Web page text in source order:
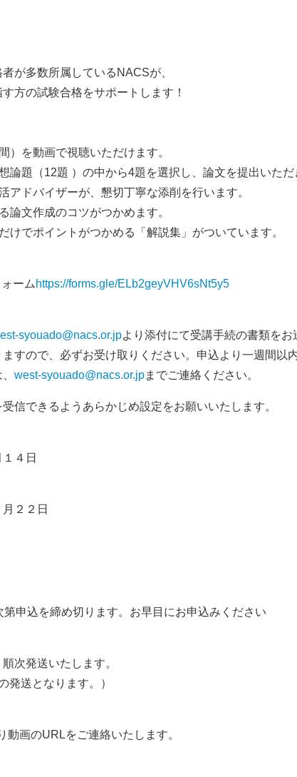
が多数所属しているNACSが、
方の試験合格をサポートします！
）を動画で視聴いただけます。
論題（12題 ）の中から4題を選択し、論文を提出いただ
アドバイザーが、懇切丁寧な添削を行います。
論文作成のコツがつかめます。
けでポイントがつかめる「解説集」がついています。
ーム https://forms.gle/ELb2geyVHV6sNt5y5
syouado@nacs.or.jpより添付にて受講手続の書類を
すので、必ずお受け取りください。申込より一週間以
west-syouado@nacs.or.jpまでご連絡ください。
信できるようあらかじめ設定をお願いいたします。
４日
２２日
申込を締め切ります。お早目にお申込みください
次発送いたします。
発送となります。）
動画のURLをご連絡いたします。